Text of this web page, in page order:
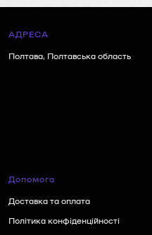
АДРЕСА
Полтава, Полтавська область
Допомога
Доставка та оплата
Політика конфіденційності